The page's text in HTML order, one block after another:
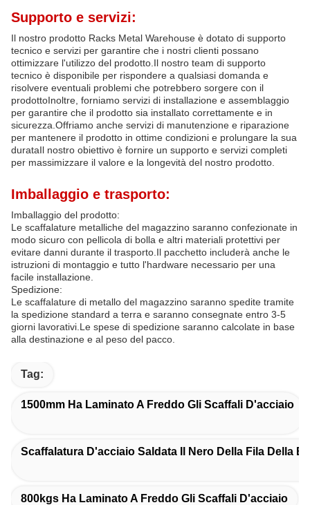
Supporto e servizi:
Il nostro prodotto Racks Metal Warehouse è dotato di supporto
tecnico e servizi per garantire che i nostri clienti possano
ottimizzare l'utilizzo del prodotto.Il nostro team di supporto
tecnico è disponibile per rispondere a qualsiasi domanda e
risolvere eventuali problemi che potrebbero sorgere con il
prodottoInoltre, forniamo servizi di installazione e assemblaggio
per garantire che il prodotto sia installato correttamente e in
sicurezza.Offriamo anche servizi di manutenzione e riparazione
per mantenere il prodotto in ottime condizioni e prolungare la sua
durataIl nostro obiettivo è fornire un supporto e servizi completi
per massimizzare il valore e la longevità del nostro prodotto.
Imballaggio e trasporto:
Imballaggio del prodotto:
Le scaffalature metalliche del magazzino saranno confezionate in
modo sicuro con pellicola di bolla e altri materiali protettivi per
evitare danni durante il trasporto.Il pacchetto includerà anche le
istruzioni di montaggio e tutto l'hardware necessario per una
facile installazione.
Spedizione:
Le scaffalature di metallo del magazzino saranno spedite tramite
la spedizione standard a terra e saranno consegnate entro 3-5
giorni lavorativi.Le spese di spedizione saranno calcolate in base
alla destinazione e al peso del pacco.
Tag:
1500mm Ha Laminato A Freddo Gli Scaffali D'acciaio
Scaffalatura D'acciaio Saldata Il Nero Della Fila Della
800kgs Ha Laminato A Freddo Gli Scaffali D'acciaio